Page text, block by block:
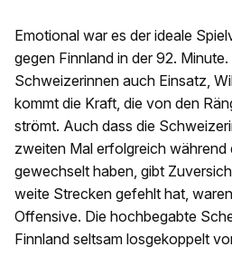
Emotional war es der ideale
gegen Finnland in der 92.
Schweizerinnen auch Einsatz,
kommt die Kraft, die von den
strömt. Auch dass die
zweiten Mal erfolgreich während
gewechselt haben, gibt
weite Strecken gefehlt hat,
Offensive. Die hochbegabte
Finnland seltsam losgekoppelt